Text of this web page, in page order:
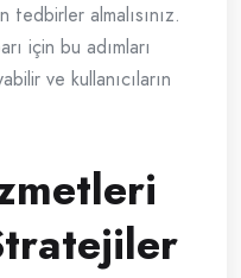
tedbirler almalısınız.
için bu adımları
ve kullanıcıların